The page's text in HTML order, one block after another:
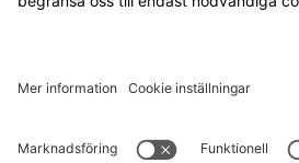
Kvalitets- och miljöpolicy
TELEFON